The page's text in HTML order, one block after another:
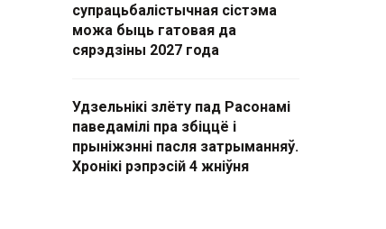
супрацьбалістычная сістэма
можа быць гатовая да
сярэдзіны 2027 года
Удзельнікі злёту пад Расонамі
паведамілі пра збіццё і
прыніжэнні пасля затрыманняў.
Хронікі рэпрэсій 4 жніўня